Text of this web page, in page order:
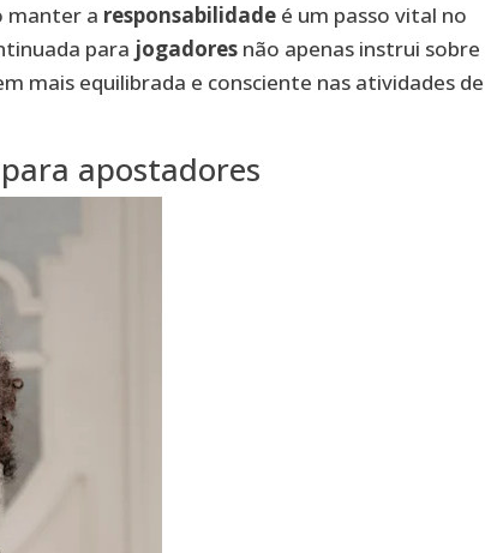
manter a responsabilidade é um passo vital no
para jogadores não apenas instrui sobre
mais equilibrada e consciente nas atividades de
apostadores